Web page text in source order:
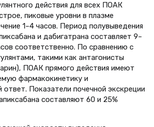
действия для всех ПОАК
пиковые уровни в плазме
1–4 часов. Период полувыведения
и дабигатрана составляет 9–
соответственно. По сравнению с
такими как антагонисты
ПОАК прямого действия имеют
фармакокинетику и
ответ. Показатели почечной экскреции
составляют 60 и 25%